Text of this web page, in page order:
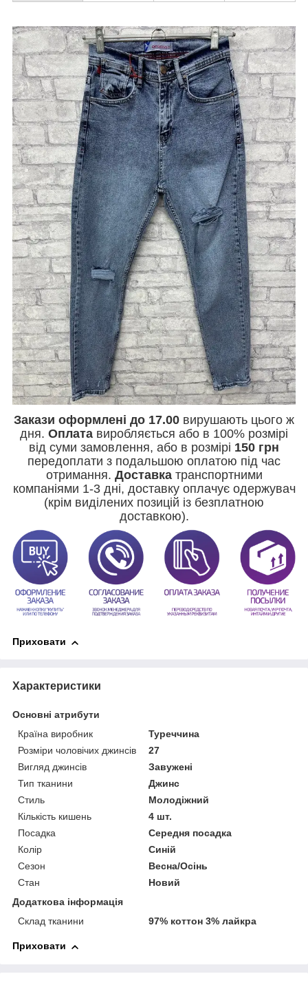
Закази оформлені до 17.00 вирушають цього ж
дня. Оплата виробляється або в 100% розмірі
від суми замовлення, або в розмірі 150 грн
передоплати з подальшою оплатою під час
отримання. Доставкатранспортними
компаніями 1-3 дні, доставку оплачує одержувач
(крім виділених позицій із безплатною
доставкою).
Приховати
Характеристики
Основні атрибути
Країна виробник
Туреччина
Розміри чоловічих джинсів
27
Вигляд джинсів
Завужені
Тип тканини
Джинс
Стиль
Молодіжний
Кількість кишень
4 шт.
Посадка
Середня посадка
Колір
Синій
Сезон
Весна/Осінь
Стан
Новий
Додаткова інформація
Склад тканини
97% коттон 3% лайкра
Приховати